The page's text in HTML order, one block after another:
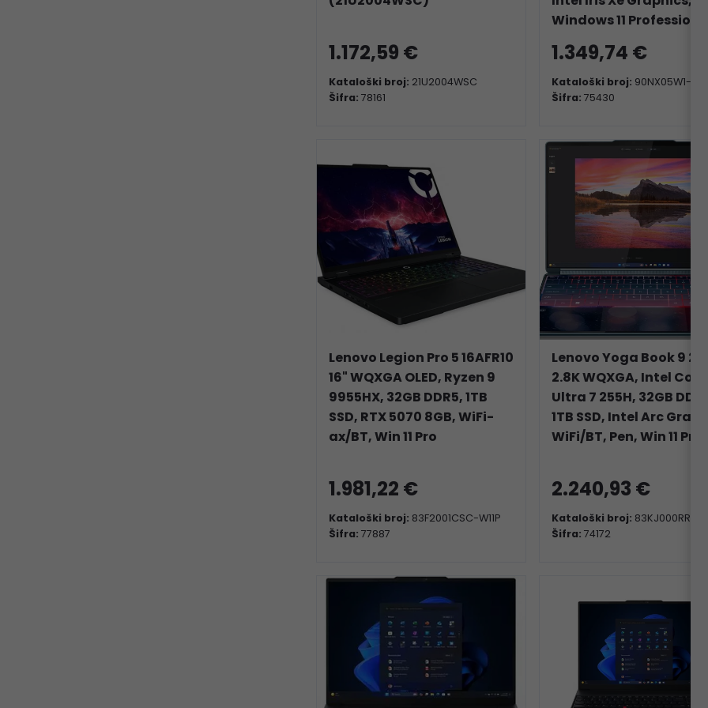
1.172,59 €
Kataloški broj: 21U2004WSC
Šifra: 78161
Windows 11 Professional
1.349,74 €
Kataloški broj: 90NX05W1-
Šifra: 75430
Lenovo Legion Pro 5 16AFR10
16" WQXGA OLED, Ryzen 9
9955HX, 32GB DDR5, 1TB
SSD, RTX 5070 8GB, WiFi-
ax/BT, Win 11 Pro
1.981,22 €
Kataloški broj: 83F2001CSC-W11P
Šifra: 77887
Lenovo Yoga Book 9
2.8K WQXGA, Intel Core
Ultra 7 255H, 32GB DDR5,
1TB SSD, Intel Arc
WiFi/BT, Pen, Win 11 Pro
2.240,93 €
Kataloški broj: 83KJ000RRM
Šifra: 74172